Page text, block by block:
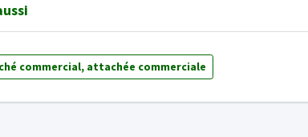
commercial, attachée commerciale